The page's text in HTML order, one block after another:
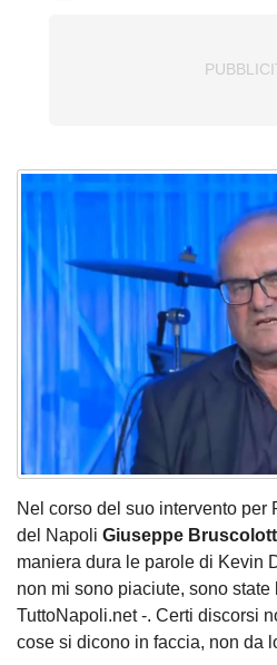
Nel corso del suo intervento per
del Napoli Giuseppe
maniera dura le parole di Kevin
non mi sono piaciute, sono state
TuttoNapoli.net -. Certi discorsi
cose si dicono in faccia, non da